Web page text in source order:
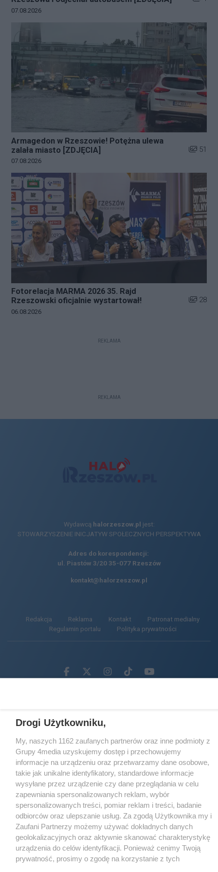
Data dodania galerii:
07.08.2026
Armagedon w Rzeszowie! Potężna ulewa
zalała miasto [ZDJĘCIA]
Liczba
51
Data dodania galerii:
07.08.2026
Fotorelacja MARMA 2026 35. Rajd
Rzeszowski oficjalnie wystartował!
Liczba
28
Data dodania galerii:
06.08.2026
REKLAMA
REKLAMA
Wydawcą halorzeszow.pl jest:
STOWARZYSZENIE INICJATYW SPOŁECZNYCH PERSPEKTYWA
Adres do korespondencji:
ul. Piastów 3/20 35-077 Rzeszów
kontakt@halorzeszow.pl
Redakcja Reklama Kontakt
Patronat medialny
Regulamin portalu
Polityka prywatności
Facebook.com
X.comInstagram.com
Tiktok.comYoutube.com
100.00%
Drogi Użytkowniku,
My, naszych 1162 zaufanych partnerów oraz inne podmioty z
Grupy 4media uzyskujemy dostęp i przechowujemy
informacje na urządzeniu oraz przetwarzamy dane osobowe,
takie jak unikalne identyfikatory, standardowe informacje
wysyłane przez urządzenie czy dane przeglądania w celu
zapewniania spersonalizowanych reklam, wybór
spersonalizowanych treści, pomiar reklam i treści, badanie
odbiorców oraz ulepszanie usług. Za zgodą Użytkownika my i
Zaufani Partnerzy możemy używać dokładnych danych
geolokalizacyjnych oraz aktywnie skanować charakterystykę
urządzenia do celów identyfikacji. Ponieważ cenimy Twoją
prywatność, prosimy o zgodę na korzystanie z tych